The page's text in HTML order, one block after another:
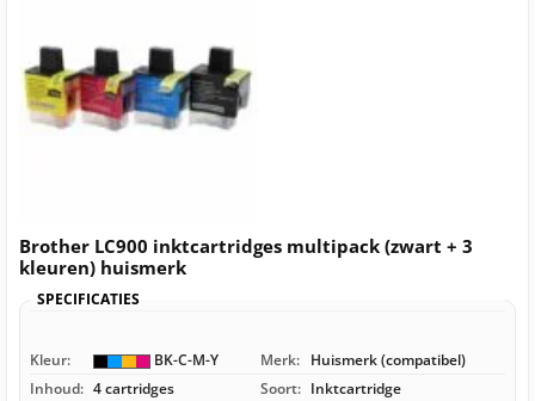
Brother LC900 inktcartridges multipack (zwart + 3
kleuren) huismerk
SPECIFICATIES
Kleur: BK-C-M-Y Merk: Huismerk (compatibel)
Inhoud: 4 cartridges Soort: Inktcartridge